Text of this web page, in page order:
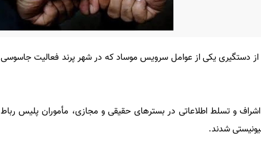
از دستگیری یکی از عوامل سرویس موساد که در شهر پرند فعالیت جاسوسی
اشراف و تسلط اطلاعاتی در بسترهای حقیقی و مجازی، مأموران پلیس رباط
شدند.